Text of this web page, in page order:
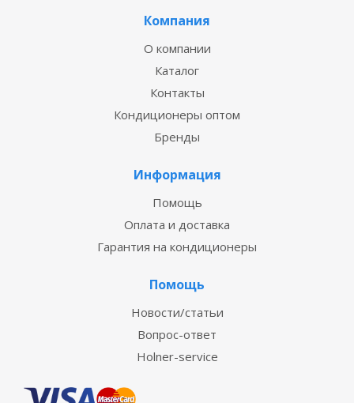
Компания
О компании
Каталог
Контакты
Кондиционеры оптом
Бренды
Информация
Помощь
Оплата и доставка
Гарантия на кондиционеры
Помощь
Новости/статьи
Вопрос-ответ
Holner-service